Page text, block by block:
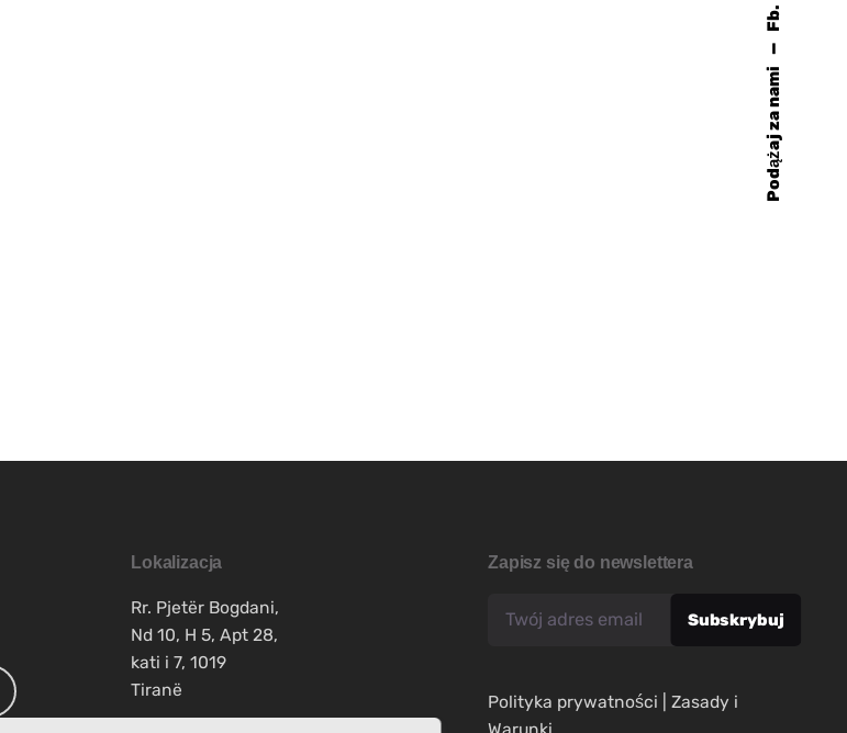
Podążaj za nami
Fb.
Lokalizacja
Rr. Pjetër Bogdani,
Nd 10, H 5, Apt 28,
kati i 7, 1019
Tiranë
Zapisz się do newslettera
Polityka prywatności
Zasady i